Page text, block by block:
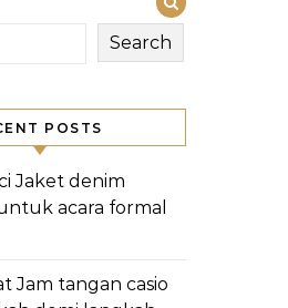
Search
POSTS
Jaket denim
acara formal
Jam tangan casio